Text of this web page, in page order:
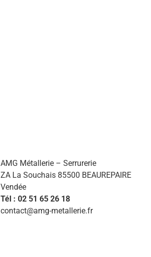
AMG Métallerie – Serrurerie
ZA La Souchais 85500 BEAUREPAIRE
Vendée
Tél : 02 51 65 26 18
contact@amg-metallerie.fr